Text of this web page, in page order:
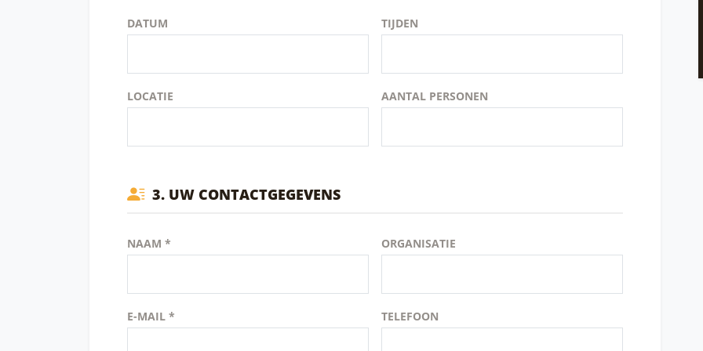
DATUM TIJDEN
LOCATIE AANTAL PERSONEN
3. UW CONTACTGEGEVENS
NAAM * ORGANISATIE
E-MAIL * TELEFOON